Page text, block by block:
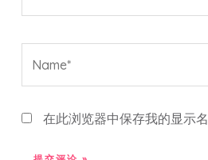
在此浏览器中保存我的显示